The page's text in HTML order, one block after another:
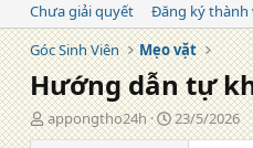
Chưa giải quyết
Đăng ký thành
Góc Sinh Viên
Mẹo vặt
Hướng dẫn tự
T
á
appongtho24h
N
g
23/5/2026